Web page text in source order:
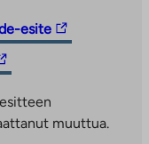
esite
muuttua.